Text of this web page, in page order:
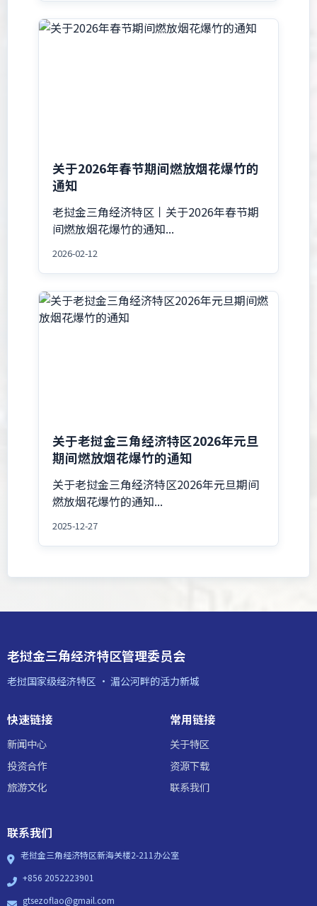
关于2026年春节期间燃放烟花爆竹的
通知
老挝金三角经济特区丨关于2026年春节期
间燃放烟花爆竹的通知...
2026-02-12
关于老挝金三角经济特区2026年元旦
期间燃放烟花爆竹的通知
关于老挝金三角经济特区2026年元旦期间
燃放烟花爆竹的通知...
2025-12-27
老挝金三角经济特区管理委员会
老挝国家级经济特区 · 湄公河畔的活力新城
快速链接
新闻中心
投资合作
旅游文化
常用链接
关于特区
资源下载
联系我们
联系我们
老挝金三角经济特区新海关楼2-211办公室
+856 2052223901
gtsezoflao@gmail.com